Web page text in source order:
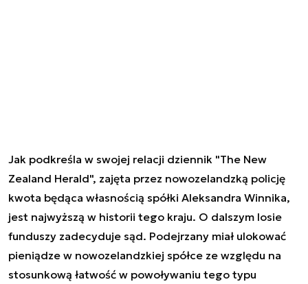
Jak podkreśla w swojej relacji dziennik "The New
Zealand Herald", zajęta przez nowozelandzką policję
kwota będąca własnością spółki Aleksandra Winnika,
jest najwyższą w historii tego kraju. O dalszym losie
funduszy zadecyduje sąd. Podejrzany miał ulokować
pieniądze w nowozelandzkiej spółce ze względu na
stosunkową łatwość w powoływaniu tego typu